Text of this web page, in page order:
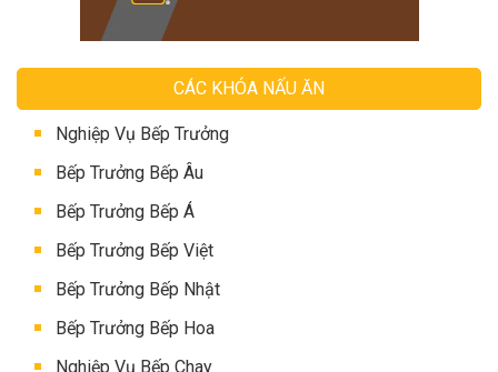
CÁC KHÓA NẤU ĂN
Nghiệp Vụ Bếp Trưởng
Bếp Trưởng Bếp Âu
Bếp Trưởng Bếp Á
Bếp Trưởng Bếp Việt
Bếp Trưởng Bếp Nhật
Bếp Trưởng Bếp Hoa
Nghiệp Vụ Bếp Chay